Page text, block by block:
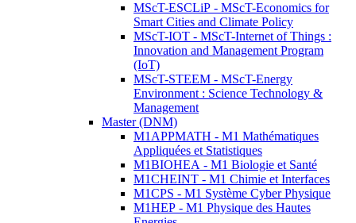
MScT-ESCLiP - MScT-Economics for
Smart Cities and Climate Policy
MScT-IOT - MScT-Internet of Things :
Innovation and Management Program
(IoT)
MScT-STEEM - MScT-Energy
Environment : Science Technology &
Management
Master (DNM)
M1APPMATH - M1 Mathématiques
Appliquées et Statistiques
M1BIOHEA - M1 Biologie et Santé
M1CHEINT - M1 Chimie et Interfaces
M1CPS - M1 Système Cyber Physique
M1HEP - M1 Physique des Hautes